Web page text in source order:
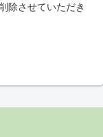
除させていただき